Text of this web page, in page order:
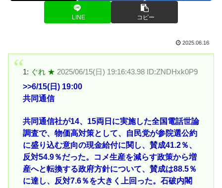
LINE コピー
2025.06.16
1: ぐれ ★ 2025/06/15(日) 19:16:43.98 ID:ZNDHxk0P9
>>6/15(日) 19:00
共同通信
共同通信社が14、15両日に実施した全国電話世論
調査で、物価高対策として、自民党が参院選公約
に盛り込む意向の現金給付に関し、賛成41.2％、
反対54.9％だった。コメ生産を減らす政策から増
産へと転換する政府方針について、賛成は88.5％
に達し、反対7.6％を大きく上回った。石破内閣